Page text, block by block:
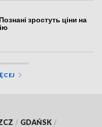
зростуть ціни на
/ GDAŃSK /